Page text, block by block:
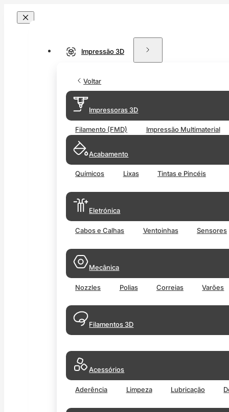
Impressão 3D
Voltar
Impressoras 3D
Filamento (FMD) Impressão Multimaterial
Acabamento
Químicos Lixas Tintas e Pincéis
Eletrónica
Cabos e Calhas Ventoinhas Sensores
Mecânica
Nozzles Polias Correias Varões
Filamentos 3D
Acessórios
Aderência Limpeza Lubricação